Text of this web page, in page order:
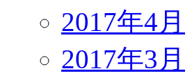
2017年4月
2017年3月